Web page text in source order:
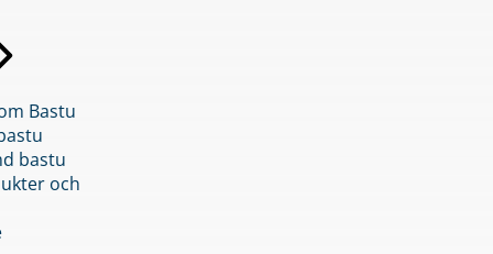
Bastu
bastu
och